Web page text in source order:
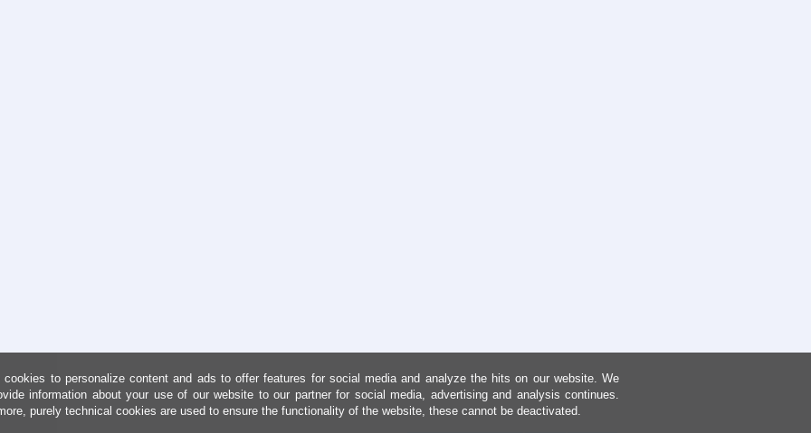
cookies to personalize content and ads to offer features for social media and analyze the hits on our website. We
information about your use of our website to our partner for social media, advertising and analysis continues.
purely technical cookies are used to ensure the functionality of the website, these cannot be deactivated.